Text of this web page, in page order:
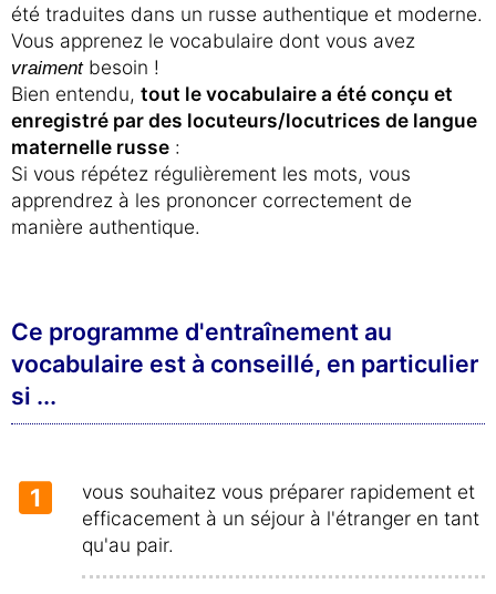
été traduites dans un russe authentique et moderne.
Vous apprenez le vocabulaire dont vous avez
vraimentbesoin !
Bien entendu, tout le vocabulaire a été conçu et
enregistré par des locuteurs/locutrices de langue
maternelle russe :
Si vous répétez régulièrement les mots, vous
apprendrez à les prononcer correctement de
manière authentique.
Ce programme d'entraînement au
vocabulaire est à conseillé, en particulier
si ...
1
vous souhaitez vous préparer rapidement et
efficacement à un séjour à l'étranger en tant
qu'au pair.